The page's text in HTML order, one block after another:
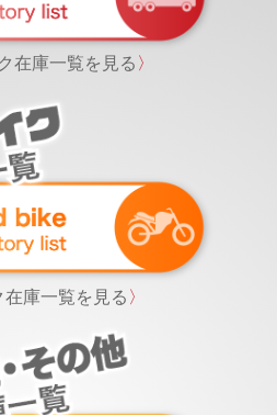
在庫一覧を見る 〉
在庫一覧を見る 〉